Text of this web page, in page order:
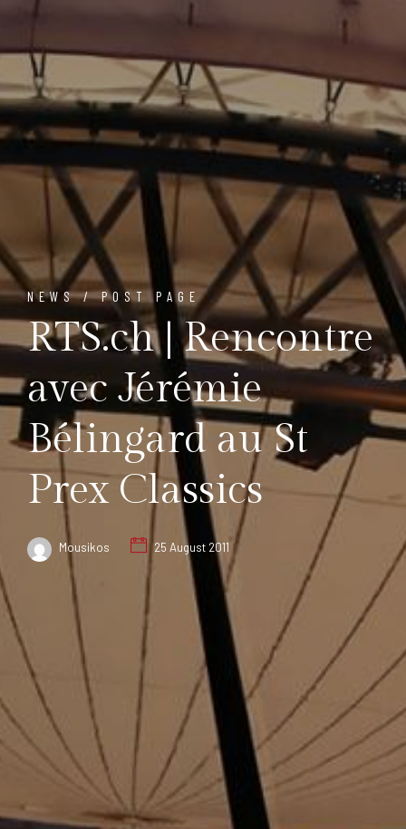
NEWS / POST PAGE
RTS.ch | Rencontre
avec Jérémie
Bélingard au St
Prex Classics
Mousikos 25 August 2011